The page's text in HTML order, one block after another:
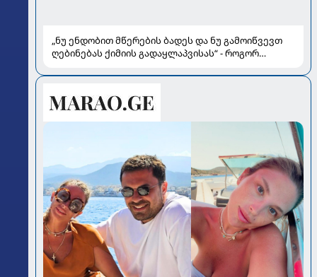
„ნუ ენდობით მწერების ბადეს და ნუ გამოიწვევთ
ღებინებას ქიმიის გადაყლაპვისას“ - როგორ
სალომე ახვლედიანის რჩევები